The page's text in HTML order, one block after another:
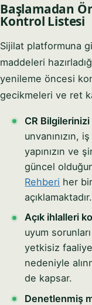
Başlamadan
Kontrol Listesi
Sijilat platformuna
maddeleri
yenileme öncesi
gecikmeleri ve ret
CR Bilgilerinizi
unvanınızın,
yapınızın ve
güncel
Rehberi her
açıklamaktadır.
Açık ihlalleri
uyum
yetkisiz
nedeniyle
de kapsar.
Denetlenmiş